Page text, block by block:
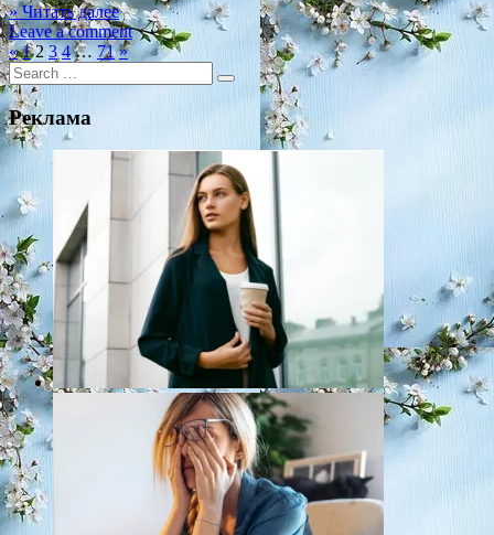
» Читать далее
Leave a comment
« 1 2 3 4 … 71 »
Search
for:
Реклама